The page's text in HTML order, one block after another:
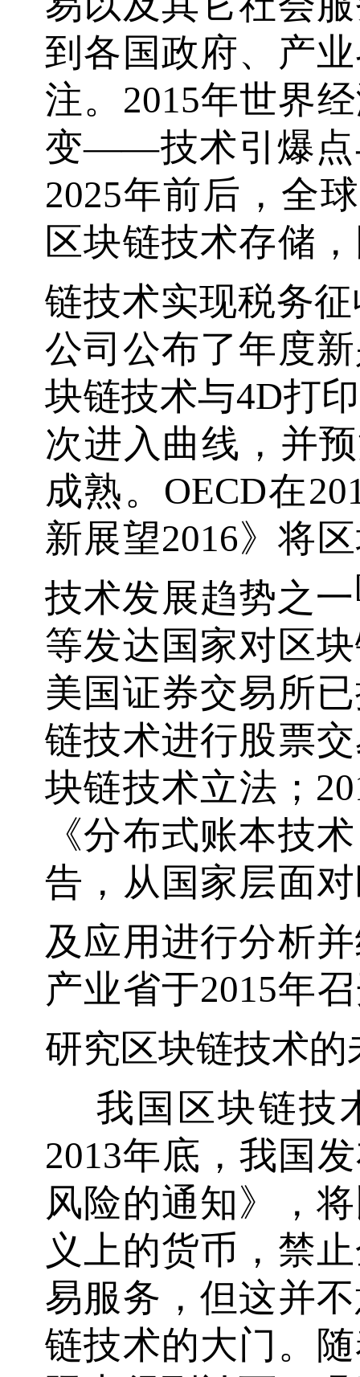
到各国政府、产
注。2015年世界
变——技术引爆点
2025年前后，全
区块链技术存储
链技术实现税务
公司公布了年度
块链技术与4D打
次进入曲线，并
成熟。OECD在
新展望2016》将
技术发展趋势之一
等发达国家对区
美国证券交易所
链技术进行股票
块链技术立法；
《分布式账本技
告，从国家层面
及应用进行分析
产业省于2015年
研究区块链技术
我国区块链技
2013年底，我国
风险的通知》，
义上的货币，禁
易服务，但这并
链技术的大门。